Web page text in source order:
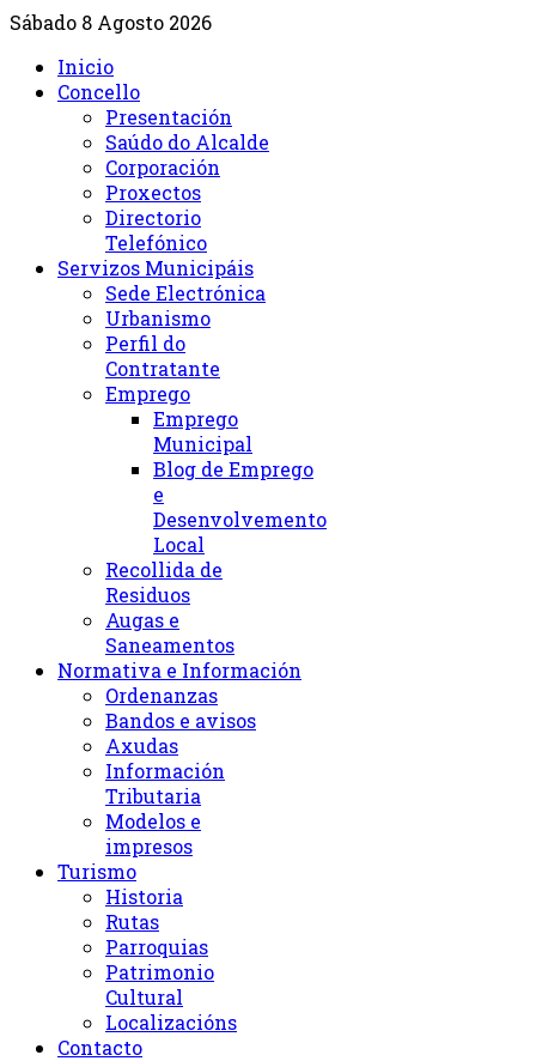
Sábado 8 Agosto 2026
Inicio
Concello
Presentación
Saúdo do Alcalde
Corporación
Proxectos
Directorio
Telefónico
Servizos Municipáis
Sede Electrónica
Urbanismo
Perfil do
Contratante
Emprego
Emprego
Municipal
Blog de Emprego
e
Desenvolvemento
Local
Recollida de
Residuos
Augas e
Saneamentos
Normativa e Información
Ordenanzas
Bandos e avisos
Axudas
Información
Tributaria
Modelos e
impresos
Turismo
Historia
Rutas
Parroquias
Patrimonio
Cultural
Localizacións
Contacto